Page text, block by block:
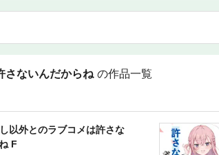
さないんだからね の作品一覧
以外とのラブコメは許さな
F